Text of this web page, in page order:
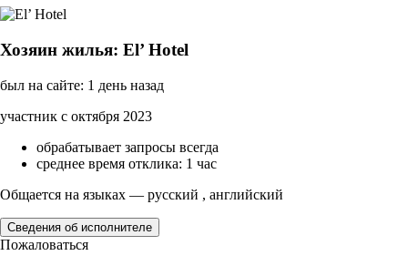
Хозяин жилья: El’ Hotel
был на сайте: 1 день назад
участник с октября 2023
обрабатывает запросы всегда
среднее время отклика: 1 час
Общается на языках — русский , английский
Сведения об исполнителе
Пожаловаться